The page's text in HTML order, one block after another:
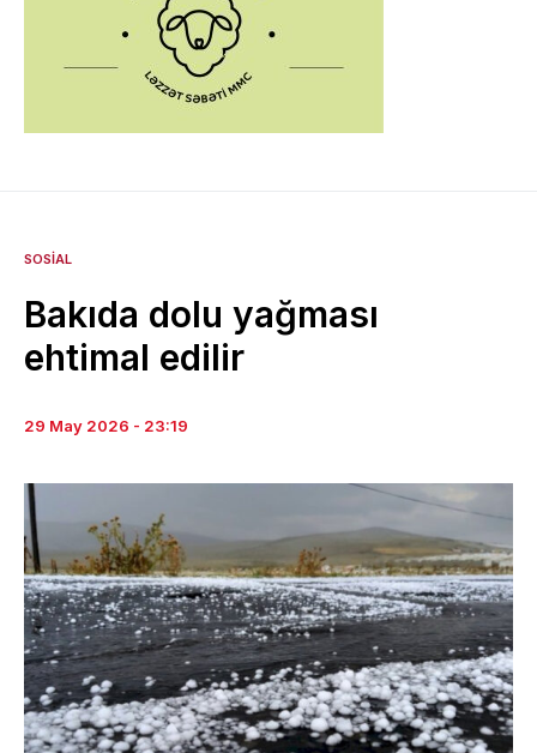
SOSIAL
Bakıda dolu yağması
ehtimal edilir
29 May 2026 - 23:19